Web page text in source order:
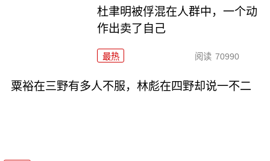
杜聿明被俘混在人群中，一个动
作出卖了自己
最热 阅读 70990
粟裕在三野有多人不服，林彪在四野却说一不二